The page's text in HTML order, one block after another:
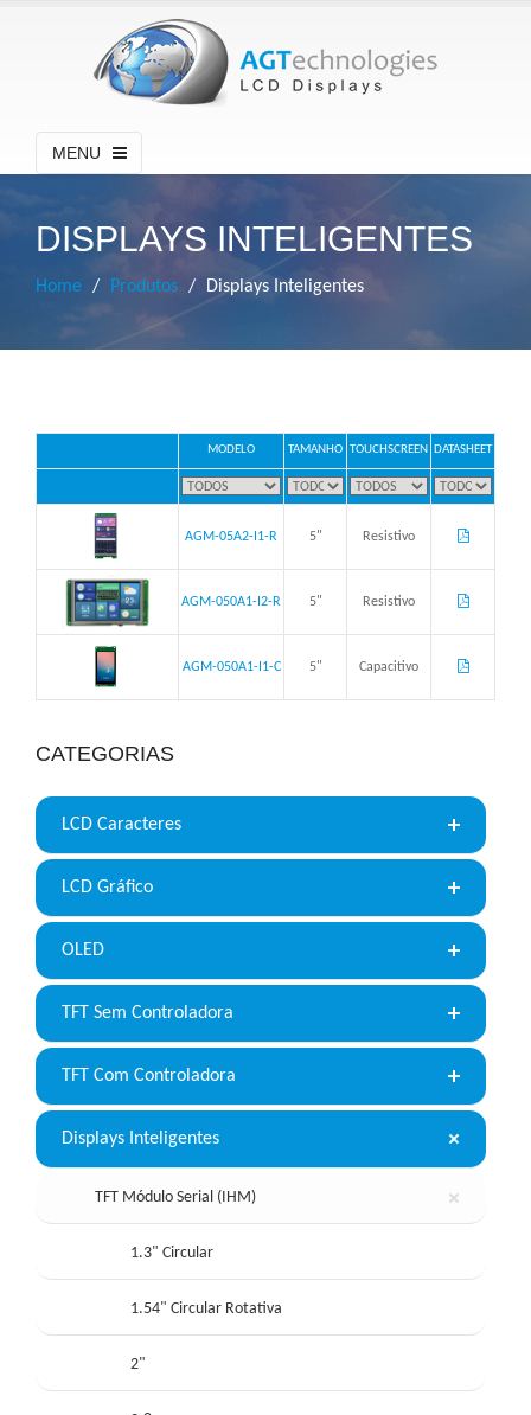
MENU
DISPLAYS INTELIGENTES
Home Produtos Displays Inteligentes
MODELO TAMANHO TOUCHSCREEN DATASHEET
AGM-05A2-I1-R 5" Resistivo
AGM-050A1-I2-R 5" Resistivo
AGM-050A1-I1-C 5" Capacitivo
CATEGORIAS
LCD Caracteres
LCD Gráfico
OLED
TFT Sem Controladora
TFT Com Controladora
Displays Inteligentes
TFT Módulo Serial (IHM)
1.3" Circular
1.54" Circular Rotativa
2"